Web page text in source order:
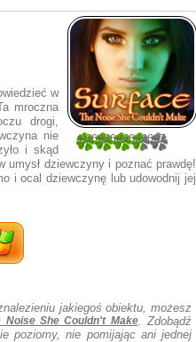
4.6666666666667
6
w
mroczna
drogi,
nie
i skąd
dziewczyny i poznać prawdę!
i ocal dziewczynę lub udowodnij jej
jakiegoś obiektu, możesz
She Couldn't Make. Zdobądź
poziomy, nie pomijając ani jednej